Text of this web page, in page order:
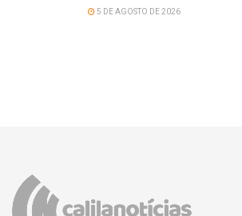
5 DE AGOSTO DE 2026